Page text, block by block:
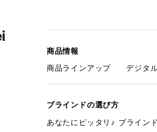
商品情報
商品ラインアップ
デジタ
ブラインドの選び方
あなたにピッタリ♪ ブライン